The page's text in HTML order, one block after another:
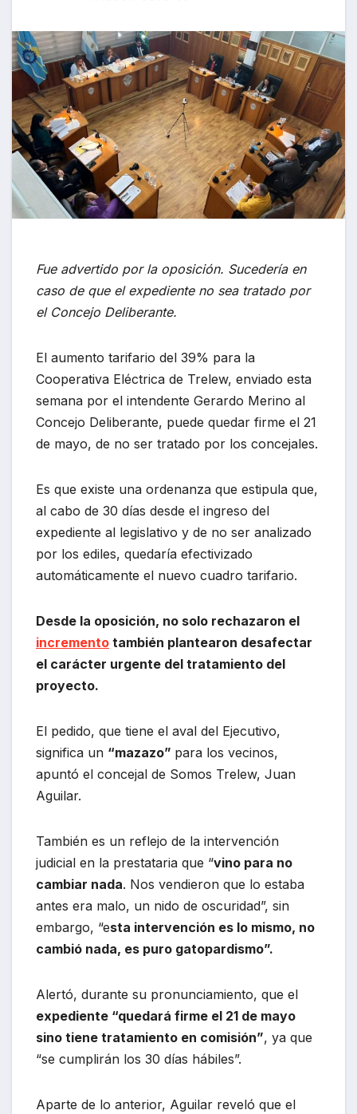
Fue advertido por la oposición. Sucedería en
caso de que el expediente no sea tratado por
el Concejo Deliberante.
El aumento tarifario del 39% para la
Cooperativa Eléctrica de Trelew, enviado esta
semana por el intendente Gerardo Merino al
Concejo Deliberante, puede quedar firme el 21
de mayo, de no ser tratado por los concejales.
Es que existe una ordenanza que estipula que,
al cabo de 30 días desde el ingreso del
expediente al legislativo y de no ser analizado
por los ediles, quedaría efectivizado
automáticamente el nuevo cuadro tarifario.
Desde la oposición, no solo rechazaron el
incremento también plantearon desafectar
el carácter urgente del tratamiento del
proyecto.
El pedido, que tiene el aval del Ejecutivo,
significa un “mazazo” para los vecinos,
apuntó el concejal de Somos Trelew, Juan
Aguilar.
También es un reflejo de la intervención
judicial en la prestataria que “vino para no
cambiar nada. Nos vendieron que lo estaba
antes era malo, un nido de oscuridad”, sin
embargo, “esta intervención es lo mismo, no
cambió nada, es puro gatopardismo”.
Alertó, durante su pronunciamiento, que el
expediente “quedará firme el 21 de mayo
sino tiene tratamiento en comisión”, ya que
“se cumplirán los 30 días hábiles”.
Aparte de lo anterior, Aguilar reveló que el